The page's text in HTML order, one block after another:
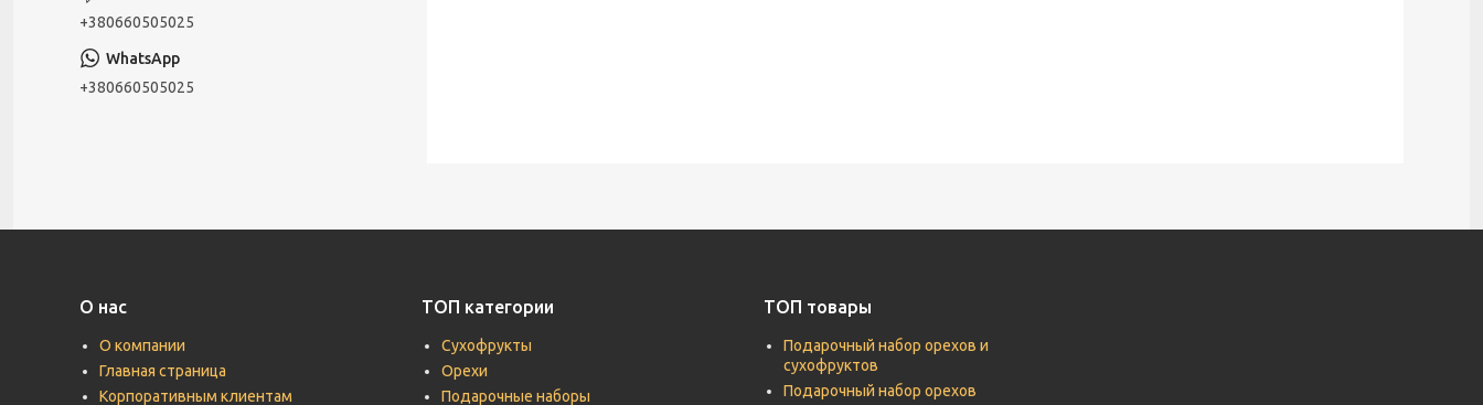
+380660505025
+380660505025
О нас
О компании
Главная страница
Корпоративным клиентам
ТОП категории
Сухофрукты
Орехи
Подарочные наборы
ТОП товары
Подарочный набор орехов и
сухофруктов
Подарочный набор орехов